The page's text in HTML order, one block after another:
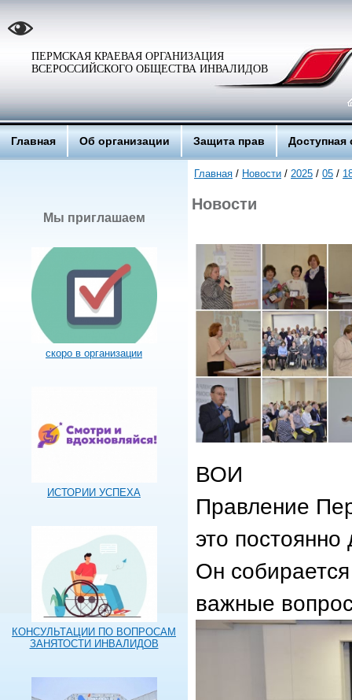
ПЕРМСКАЯ КРАЕВАЯ ОРГАНИЗАЦИЯ
ВСЕРОССИЙСКОГО ОБЩЕСТВА ИНВАЛИДОВ
Главная Об организации Защита прав Доступная
Мы приглашаем
скоро в организации
ИСТОРИИ УСПЕХА
КОНСУЛЬТАЦИИ ПО ВОПРОСАМ
ЗАНЯТОСТИ ИНВАЛИДОВ
Главная / Новости / 2025 / 05 /
Новости
ВОИ
Правление
это
Он
важные